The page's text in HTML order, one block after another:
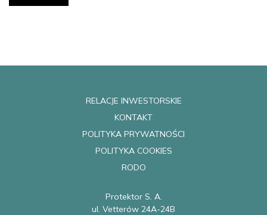
RELACJE INWESTORSKIE
KONTAKT
POLITYKA PRYWATNOŚCI
POLITYKA COOKIES
RODO
Protektor S. A.
ul. Vetterów 24A-24B